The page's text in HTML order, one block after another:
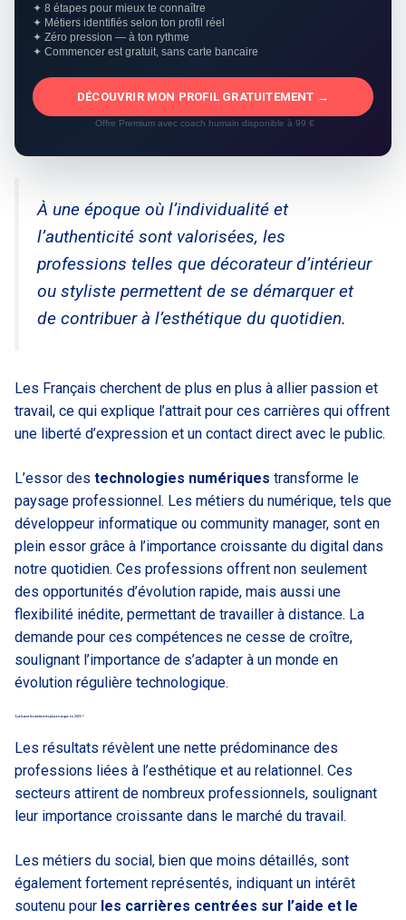
✦ 8 étapes pour mieux te connaître
✦ Métiers identifiés selon ton profil réel
✦ Zéro pression — à ton rythme
✦ Commencer est gratuit, sans carte bancaire
DÉCOUVRIR MON PROFIL GRATUITEMENT →
Offre Premium avec coach humain disponible à 99 €
À une époque où l’individualité et
l’authenticité sont valorisées, les
professions telles que décorateur d’intérieur
ou styliste permettent de se démarquer et
de contribuer à l’esthétique du quotidien.
Les Français cherchent de plus en plus à allier passion et
travail, ce qui explique l’attrait pour ces carrières qui offrent
une liberté d’expression et un contact direct avec le public.
L’essor des technologies numériques transforme le
paysage professionnel. Les métiers du numérique, tels que
développeur informatique ou community manager, sont en
plein essor grâce à l’importance croissante du digital dans
notre quotidien. Ces professions offrent non seulement
des opportunités d’évolution rapide, mais aussi une
flexibilité inédite, permettant de travailler à distance. La
demande pour ces compétences ne cesse de croître,
soulignant l’importance de s’adapter à un monde en
évolution régulière technologique.
Quels sont les métiers les plus en vogue en 2025 ?
Les résultats révèlent une nette prédominance des
professions liées à l’esthétique et au relationnel. Ces
secteurs attirent de nombreux professionnels, soulignant
leur importance croissante dans le marché du travail.
Les métiers du social, bien que moins détaillés, sont
également fortement représentés, indiquant un intérêt
soutenu pour les carrières centrées sur l’aide et le